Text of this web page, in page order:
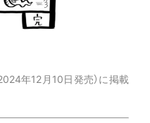
年12月10日発売）に掲載